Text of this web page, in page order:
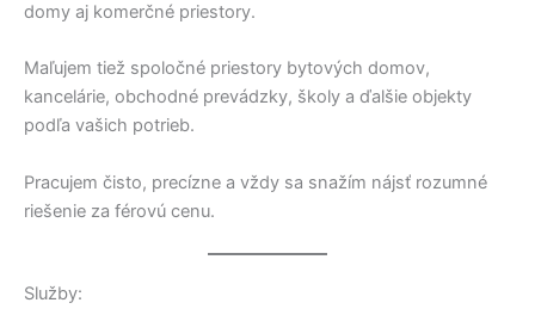
domy aj komerčné priestory.
Maľujem tiež spoločné priestory bytových domov,
kancelárie, obchodné prevádzky, školy a ďalšie objekty
podľa vašich potrieb.
Pracujem čisto, precízne a vždy sa snažím nájsť rozumné
riešenie za férovú cenu.
Služby: